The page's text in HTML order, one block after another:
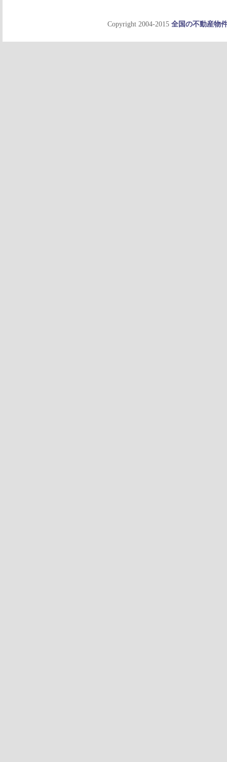
Copyright 2004-2015 全国の不動産物